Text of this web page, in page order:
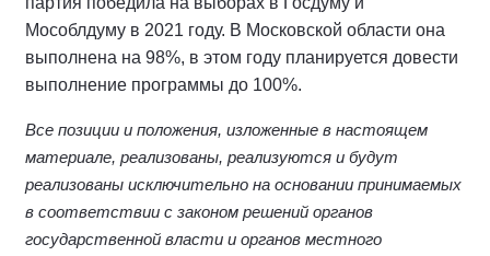
Мособлдуму в 2021 году. В Московской области она
выполнена на 98%, в этом году планируется довести
выполнение программы до 100%.
Все позиции и положения, изложенные в настоящем
материале, реализованы, реализуются и будут
реализованы исключительно на основании принимаемых
в соответствии с законом решений органов
государственной власти и органов местного